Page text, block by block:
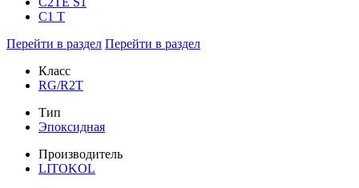
C1 T
Перейти в раздел Перейти в раздел
Класс
RG/R2T
Тип
Эпоксидная
Производитель
LITOKOL